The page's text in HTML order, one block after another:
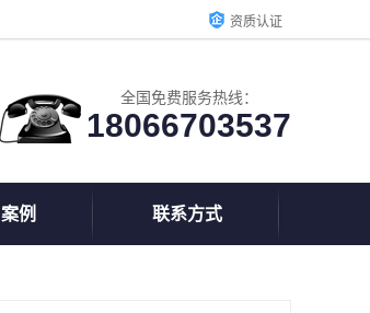
资质认证
全国免费服务热线：
18066703537
例 联系方式